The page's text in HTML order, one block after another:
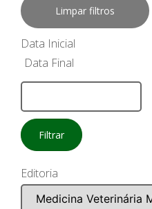
Limpar filtros
Data Inicial
Data Final
Filtrar
Editoria